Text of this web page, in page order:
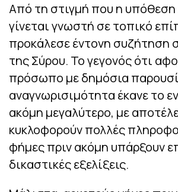
Από τη στιγμή που η υπόθεση
γίνεται γνωστή σε τοπικό
προκάλεσε έντονη συζήτηση
της Σύρου. Το γεγονός ότι
πρόσωπο με δημόσια
αναγνωρισιμότητα έκανε το
ακόμη μεγαλύτερο, με
κυκλοφορούν πολλές
φήμες πριν ακόμη υπάρξουν
δικαστικές εξελίξεις.